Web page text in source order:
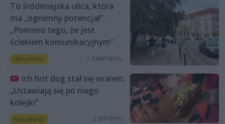
To śródmiejska ulica, która
ma „ogromny potencjał”.
„Pomimo tego, że jest
ściekiem komunikacyjnym”
Aktualności 1 dzień temu
Ich hot dog stał się viralem.
„Ustawiają się po niego
kolejki”
Aktualności 2 dni temu